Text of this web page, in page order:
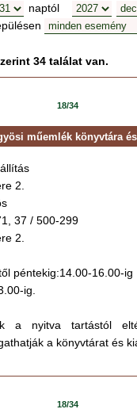
naptól
34 találat van.
18/34
műemlék könyvtára
2.
37 / 500-299
2.
péntekig:14.00-16.00-ig
ig.
a nyitva tartástól
a könyvtárat és
18/34